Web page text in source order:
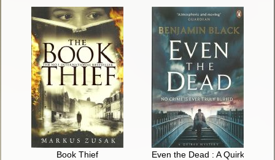
Book Thief Even the Dead : A Quirkee